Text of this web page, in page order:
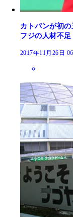
カトパンが初
フジの人材不足
2017年11月26日